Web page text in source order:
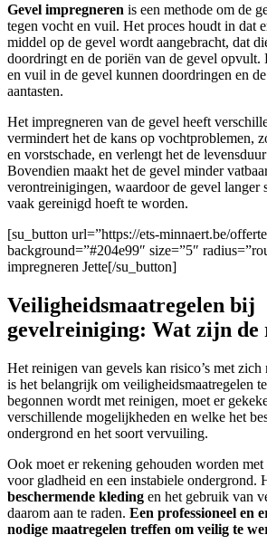
Gevel impregneren is een methode om de
tegen vocht en vuil. Het proces houdt in dat
middel op de gevel wordt aangebracht, dat
doordringt en de poriën van de gevel
en vuil in de gevel kunnen doordringen en
aantasten.
Het impregneren van de gevel heeft
vermindert het de kans op vochtproblemen,
en vorstschade, en verlengt het de
Bovendien maakt het de gevel minder
verontreinigingen, waardoor de gevel langer
vaak gereinigd hoeft te worden.
[su_button url=”https://ets-minnaert.be/
background=”#204e99″ size=”5″
impregneren Jette[/su_button]
Veiligheidsmaatregelen bij
gevelreiniging: Wat zijn de
Het reinigen van gevels kan risico’s met zich
is het belangrijk om veiligheidsmaatregelen
begonnen wordt met reinigen, moet er
verschillende mogelijkheden en welke het
ondergrond en het soort vervuiling.
Ook moet er rekening gehouden worden
voor gladheid en een instabiele ondergrond.
beschermende kleding en het gebruik van
daarom aan te raden. Een professioneel en
nodige maatregelen treffen om veilig te